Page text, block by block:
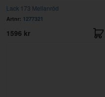
Lack 173 Mellanröd
Artnr: 1277321
1596 kr